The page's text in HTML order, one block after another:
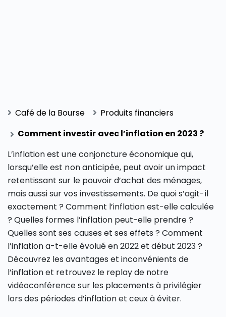
Café de la Bourse
Produits financiers
Comment investir avec l’inflation en 2023 ?
L’inflation est une conjoncture économique qui,
lorsqu’elle est non anticipée, peut avoir un impact
retentissant sur le pouvoir d’achat des ménages,
mais aussi sur vos investissements. De quoi s’agit-il
exactement ? Comment l’inflation est-elle calculée
? Quelles formes l’inflation peut-elle prendre ?
Quelles sont ses causes et ses effets ? Comment
l’inflation a-t-elle évolué en 2022 et début 2023 ?
Découvrez les avantages et inconvénients de
l’inflation et retrouvez le replay de notre
vidéoconférence sur les placements à privilégier
lors des périodes d’inflation et ceux à éviter.